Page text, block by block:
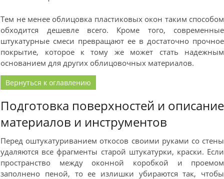
Тем не менее облицовка пластиковых окон таким способом
обходится дешевле всего. Кроме того, современные
штукатурные смеси превращают ее в достаточно прочное
покрытие, которое к тому же может стать надежным
основанием для других облицовочных материалов.
Вернуться к оглавлению
Подготовка поверхностей и описание
материалов и инструментов
Перед оштукатуриванием откосов своими руками со стены
удаляются все фрагменты старой штукатурки, краски. Если
пространство между оконной коробкой и проемом
заполнено пеной, то ее излишки убираются так, чтобы